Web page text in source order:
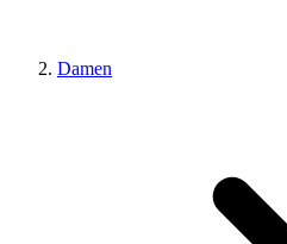
Damen